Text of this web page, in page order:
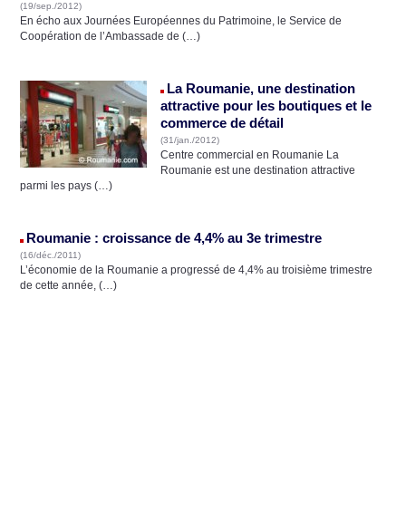
(19/sep./2012)
En écho aux Journées Européennes du Patrimoine, le Service de
Coopération de l’Ambassade de (…)
La Roumanie, une destination
attractive pour les boutiques et le
commerce de détail
(31/jan./2012)
Centre commercial en Roumanie La
Roumanie est une destination attractive
parmi les pays (…)
Roumanie : croissance de 4,4% au 3e trimestre
(16/déc./2011)
L’économie de la Roumanie a progressé de 4,4% au troisième trimestre
de cette année, (…)